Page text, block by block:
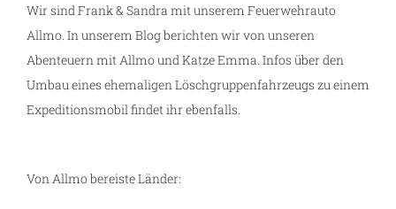
Wir sind Frank & Sandra mit unserem Feuerwehrauto
Allmo. In unserem Blog berichten wir von unseren
Abenteuern mit Allmo und Katze Emma. Infos über den
Umbau eines ehemaligen Löschgruppenfahrzeugs zu einem
Expeditionsmobil findet ihr ebenfalls.
Von Allmo bereiste Länder: